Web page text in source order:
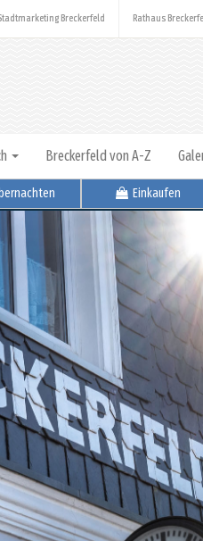
Breckerfeld Rathaus
Breckerfeld von A-Z
Einkaufen